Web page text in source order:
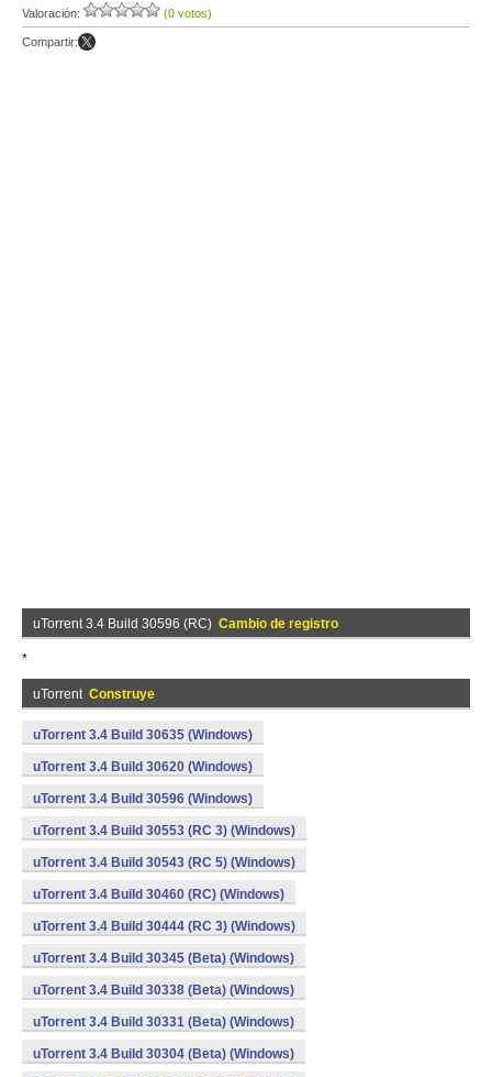
Valoración: (0 votos)
Compartir:
uTorrent 3.4 Build 30596 (RC) Cambio de registro
*
uTorrent Construye
uTorrent 3.4 Build 30635 (Windows)
uTorrent 3.4 Build 30620 (Windows)
uTorrent 3.4 Build 30596 (Windows)
uTorrent 3.4 Build 30553 (RC 3) (Windows)
uTorrent 3.4 Build 30543 (RC 5) (Windows)
uTorrent 3.4 Build 30460 (RC) (Windows)
uTorrent 3.4 Build 30444 (RC 3) (Windows)
uTorrent 3.4 Build 30345 (Beta) (Windows)
uTorrent 3.4 Build 30338 (Beta) (Windows)
uTorrent 3.4 Build 30331 (Beta) (Windows)
uTorrent 3.4 Build 30304 (Beta) (Windows)